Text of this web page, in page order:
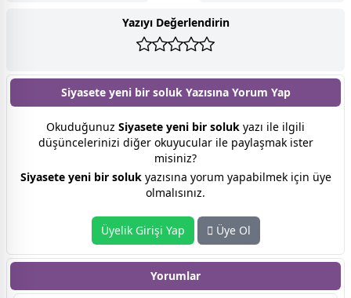
Yazıyı Değerlendirin
Siyasete yeni bir soluk Yazısına Yorum Yap
Okuduğunuz Siyasete yeni bir soluk yazı ile ilgili
düşüncelerinizi diğer okuyucular ile paylaşmak ister
misiniz?
Siyasete yeni bir solukyazısına yorum yapabilmek için üye
olmalısınız.
Üyelik Girişi Yap Üye Ol
Yorumlar